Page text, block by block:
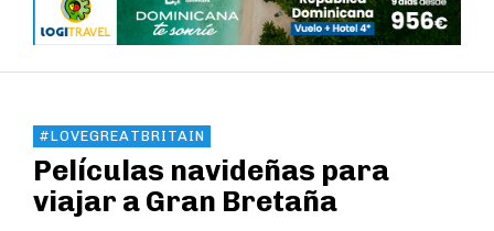
#LOVEGREATBRITAIN
Películas navideñas para
viajar a Gran Bretaña